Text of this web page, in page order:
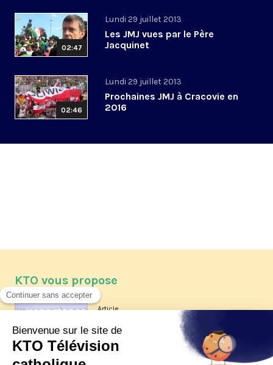
02:47
Lundi 29 juillet 2013
Les JMJ vues par le Père
Jacquinet
02:46
Lundi 29 juillet 2013
Prochaines JMJ à Cracovie en
2016
KTO vous propose
Article
Les reportages d'été 2026 de KTO